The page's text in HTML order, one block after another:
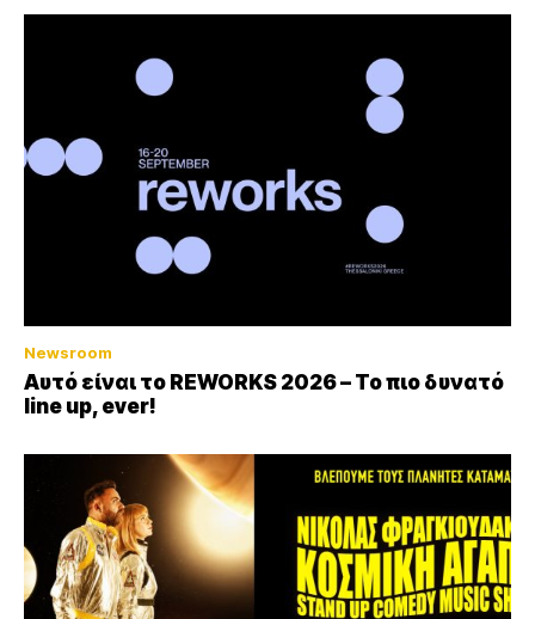
Newsroom
Αυτό είναι το REWORKS 2026 – Το πιο δυνατό
line up, ever!